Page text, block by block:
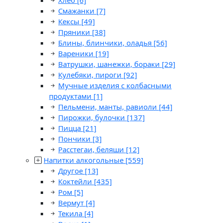
Смажанки [7]
Кексы [49]
Пряники [38]
Блины, блинчики, оладья [56]
Вареники [19]
Ватрушки, шанежки, бораки [29]
Кулебяки, пироги [92]
Мучные изделия с колбасными
продуктами [1]
Пельмени, манты, равиоли [44]
Пирожки, булочки [137]
Пицца [21]
Пончики [3]
Расстегаи, беляши [12]
Напитки алкогольные [559]
Другое [13]
Коктейли [435]
Ром [5]
Вермут [4]
Текила [4]